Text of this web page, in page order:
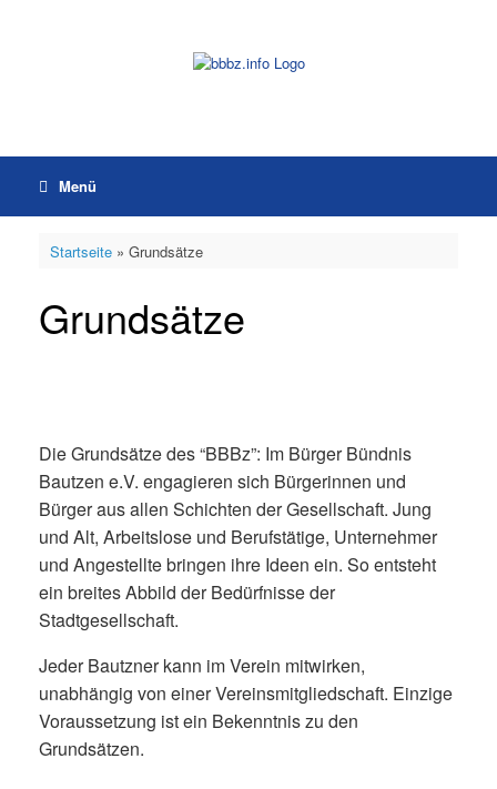
Menü
Startseite» Grundsätze
Grundsätze
Die Grundsätze des “BBBz”: Im Bürger Bündnis
Bautzen e.V. engagieren sich Bürgerinnen und
Bürger aus allen Schichten der Gesellschaft. Jung
und Alt, Arbeitslose und Berufstätige, Unternehmer
und Angestellte bringen ihre Ideen ein. So entsteht
ein breites Abbild der Bedürfnisse der
Stadtgesellschaft.
Jeder Bautzner kann im Verein mitwirken,
unabhängig von einer Vereinsmitgliedschaft. Einzige
Voraussetzung ist ein Bekenntnis zu den
Grundsätzen.